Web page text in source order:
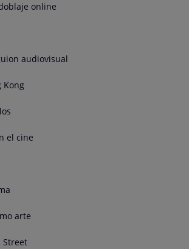
online
audiovisual
Kong
el cine
arte
Street